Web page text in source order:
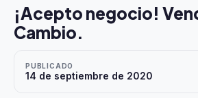
¡Acepto negocio!
Cambio.
PUBLICADO
14 de septiembre de 2020